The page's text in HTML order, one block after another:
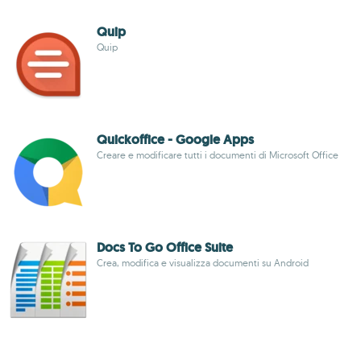
Quip
Quip
Quickoffice - Google Apps
Creare e modificare tutti i documenti di Microsoft Office
Docs To Go Office Suite
Crea, modifica e visualizza documenti su Android